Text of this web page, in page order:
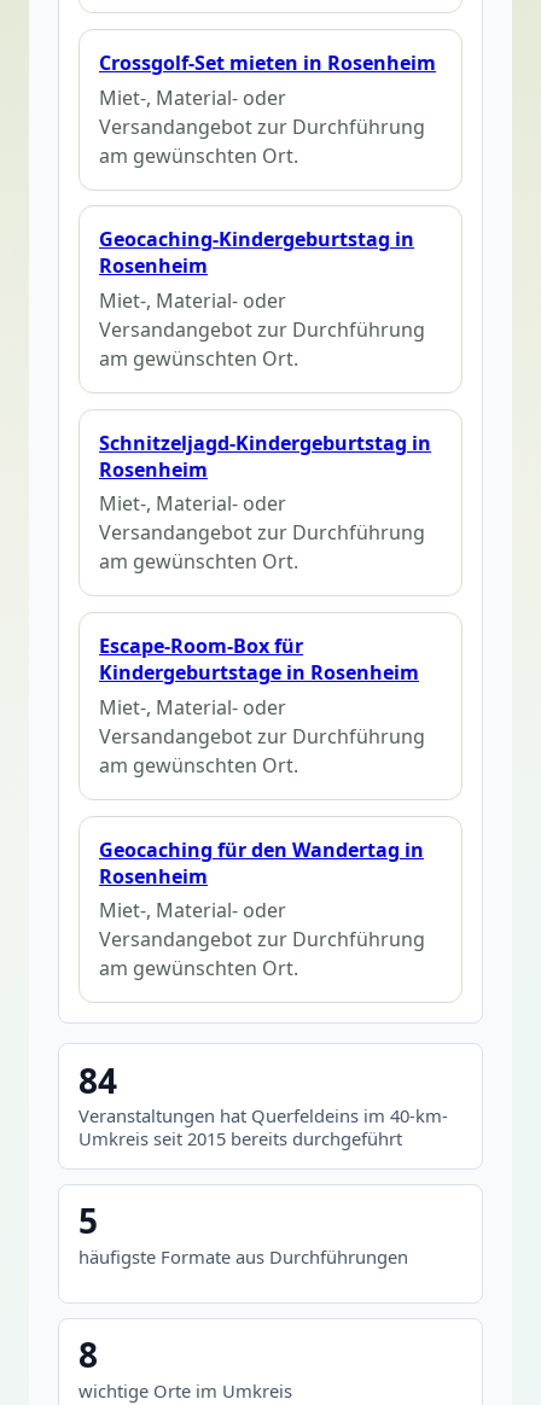
Crossgolf-Set mieten in Rosenheim
Miet-, Material- oder
Versandangebot zur Durchführung
am gewünschten Ort.
Geocaching-Kindergeburtstag in
Rosenheim
Miet-, Material- oder
Versandangebot zur Durchführung
am gewünschten Ort.
Schnitzeljagd-Kindergeburtstag in
Rosenheim
Miet-, Material- oder
Versandangebot zur Durchführung
am gewünschten Ort.
Escape-Room-Box für
Kindergeburtstage in Rosenheim
Miet-, Material- oder
Versandangebot zur Durchführung
am gewünschten Ort.
Geocaching für den Wandertag in
Rosenheim
Miet-, Material- oder
Versandangebot zur Durchführung
am gewünschten Ort.
84
Veranstaltungen hat Querfeldeins im 40-km-
Umkreis seit 2015 bereits durchgeführt
5
häufigste Formate aus Durchführungen
8
wichtige Orte im Umkreis